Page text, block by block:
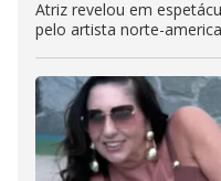
Atriz revelou em
pelo artista norte-